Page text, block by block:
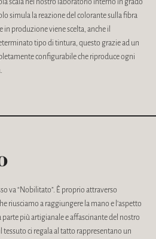
scala nel nostro laboratorio interno in grado
simula la reazione del colorante sulla fibra
in produzione viene scelta, anche il
tipo di tintura, questo grazie ad un
configurabile che riproduce ogni
va “Nobilitato”. È proprio attraverso
riusciamo a raggiungere la mano e l’aspetto
parte più artigianale e affascinante del nostro
tessuto ci regala al tatto rappresentano un